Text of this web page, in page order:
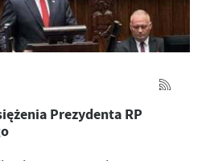
Prezydenta RP